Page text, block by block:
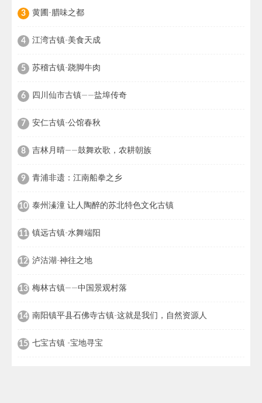
3 黄圃-腊味之都
4 江湾古镇-美食天成
5 苏稽古镇-跷脚牛肉
6 四川仙市古镇——盐埠传奇
7 安仁古镇-公馆春秋
8 吉林月晴——鼓舞欢歌，农耕朝族
9 青浦非遗：江南船拳之乡
10 泰州溱潼 让人陶醉的苏北特色文化古镇
11 镇远古镇-水舞端阳
12 泸沽湖-神往之地
13 梅林古镇——中国景观村落
14 南阳镇平县石佛寺古镇-这就是我们，自然资源人
15 七宝古镇 -宝地寻宝